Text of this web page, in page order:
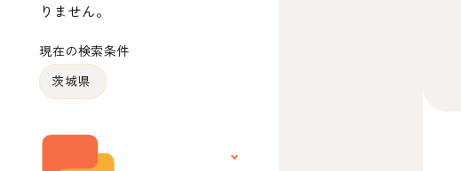
りません。
現在の検索条件
茨城県